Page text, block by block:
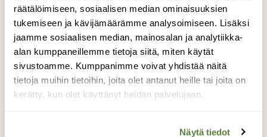
räätälöimiseen, sosiaalisen median ominaisuuksien
tukemiseen ja kävijämäärämme analysoimiseen. Lisäksi
jaamme sosiaalisen median, mainosalan ja analytiikka-
alan kumppaneillemme tietoja siitä, miten käytät
sivustoamme. Kumppanimme voivat yhdistää näitä
tietoja muihin tietoihin, joita olet antanut heille tai joita on
kerätty, kun olet käyttänyt heidän palvelujaan.
Näytä tiedot
"Lumihiiri"
Talvi tekee paluutaan, mutta metsähiiri
löytää ruokaa lumen altakin hajuaistinsa
Valokuvaaja: Reijo Juurinen, Veikkola Helmikuu